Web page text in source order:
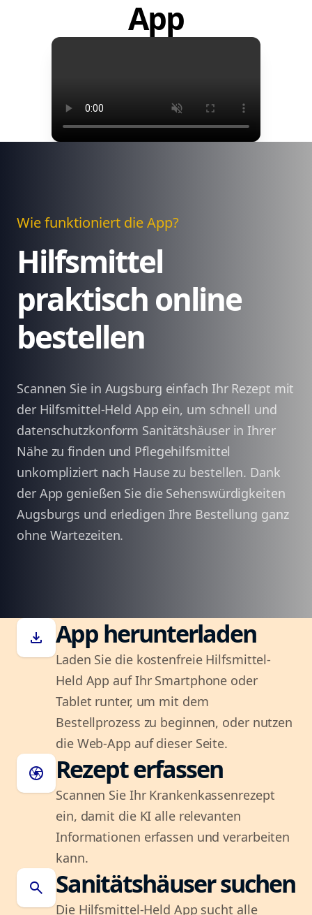
App
Wie funktioniert die App?
Hilfsmittel
praktisch online
bestellen
Scannen Sie in Augsburg einfach Ihr Rezept mit
der Hilfsmittel-Held App ein, um schnell und
datenschutzkonform Sanitätshäuser in Ihrer
Nähe zu finden und Pflegehilfsmittel
unkompliziert nach Hause zu bestellen. Dank
der App genießen Sie die Sehenswürdigkeiten
Augsburgs und erledigen Ihre Bestellung ganz
ohne Wartezeiten.
download App herunterladen
Laden Sie die kostenfreie Hilfsmittel-
Held App auf Ihr Smartphone oder
Tablet runter, um mit dem
Bestellprozess zu beginnen, oder nutzen
die Web-App auf dieser Seite.
camera Rezept erfassen
Scannen Sie Ihr Krankenkassenrezept
ein, damit die KI alle relevanten
Informationen erfassen und verarbeiten
kann.
search Sanitätshäuser suchen
Die Hilfsmittel-Held App sucht alle